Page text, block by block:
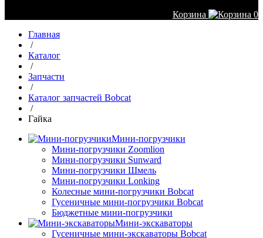
Корзина
0
Главная
/
Каталог
/
Запчасти
/
Каталог запчастей Bobcat
/
Гайка
Мини-погрузчики
Мини-погрузчики Zoomlion
Мини-погрузчики Sunward
Мини-погрузчики Шмель
Мини-погрузчики Lonking
Колесные мини-погрузчики Bobcat
Гусеничные мини-погрузчики Bobcat
Бюджетные мини-погрузчики
Мини-экскаваторы
Гусеничные мини-экскаваторы Bobcat